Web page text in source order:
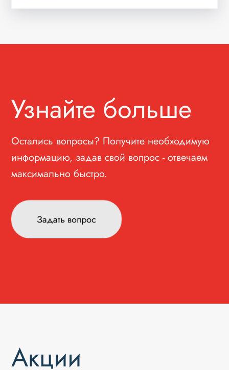
Узнайте больше
Остались вопросы? Получите необходимую
информацию, задав свой вопрос - отвечаем
максимально быстро.
Задать вопрос
Акции